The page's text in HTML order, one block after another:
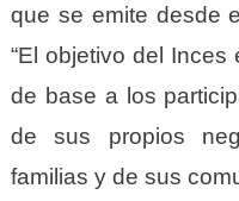
que se emite desde
“El objetivo del
de base a los
de sus propios
familias y de sus